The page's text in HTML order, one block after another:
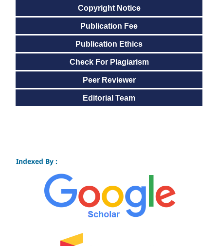
Copyright Notice
Publication Fee
Publication Ethics
Check For Plagiarism
Peer Reviewer
Editorial Team
Indexed By :